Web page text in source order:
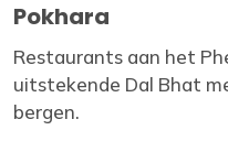
Pokhara
Restaurants aan het
uitstekende Dal Bhat
bergen.